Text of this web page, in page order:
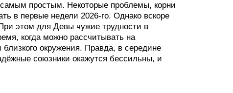
самым простым. Некоторые проблемы, корни
в первые недели 2026-го. Однако вскоре
этом для Девы чужие трудности в
когда можно рассчитывать на
окружения. Правда, в середине
союзники окажутся бессильны, и